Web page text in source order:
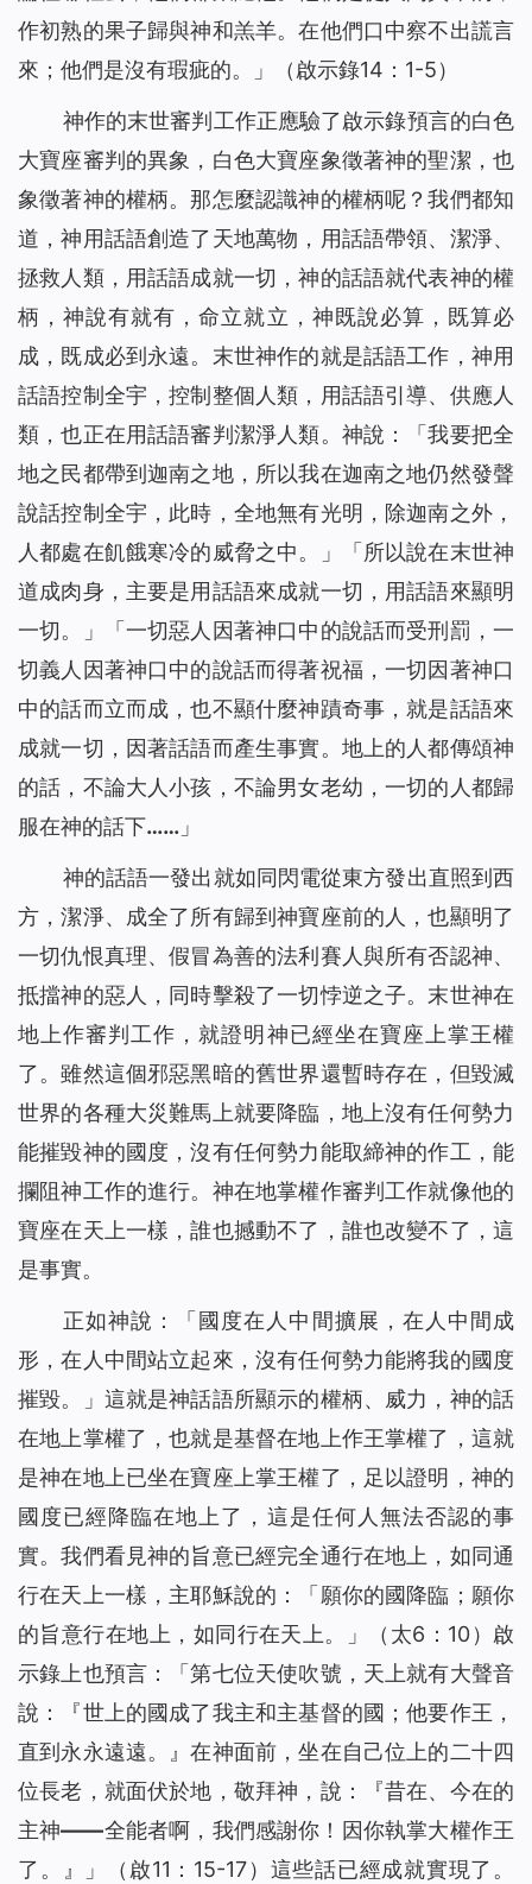
作初熟的果子歸與神和羔羊。在他們口中察不出謊言
來；他們是沒有瑕疵的。
」（啟示錄14：1-5）
神作的末世審判工作正應驗了啟示錄預言的白色
大寶座審判的異象，白色大寶座象徵著神的聖潔，也
象徵著神的權柄。那怎麼認識神的權柄呢？我們都知
道，神用話語創造了天地萬物，用話語帶領、潔淨、
拯救人類，用話語成就一切，神的話語就代表神的權
柄，神說有就有，命立就立，神既說必算，既算必
成，既成必到永遠。末世神作的就是話語工作，神用
話語控制全宇，控制整個人類，用話語引導、供應人
類，也正在用話語審判潔淨人類。神說：「我要把全
地之民都帶到迦南之地，所以我在迦南之地仍然發聲
說話控制全宇，此時，全地無有光明，除迦南之外，
人都處在飢餓寒冷的威脅之中。
」「 所以說在末世神
道成肉身，主要是用話語來成就一切，用話語來顯明
一切。
」「 一切惡人因著神口中的說話而受刑罰，一
切義人因著神口中的說話而得著祝福，一切因著神口
中的話而立而成，也不顯什麼神蹟奇事，就是話語來
成就一切，因著話語而產生事實。地上的人都傳頌神
的話，不論大人小孩，不論男女老幼，一切的人都歸
服在神的話下…… 」
神的話語一發出就如同閃電從東方發出直照到西
方，潔淨、成全了所有歸到神寶座前的人，也顯明了
一切仇恨真理、假冒為善的法利賽人與所有否認神、
抵擋神的惡人，同時擊殺了一切悖逆之子。末世神在
地上作審判工作，就證明神已經坐在寶座上掌王權
了。雖然這個邪惡黑暗的舊世界還暫時存在，但毀滅
世界的各種大災難馬上就要降臨，地上沒有任何勢力
能摧毀神的國度，沒有任何勢力能取締神的作工，能
攔阻神工作的進行。神在地掌權作審判工作就像他的
寶座在天上一樣，誰也撼動不了，誰也改變不了，這
是事實。
正如神說：「 國度在人中間擴展，在人中間成
形，在人中間站立起來，沒有任何勢力能將我的國度
摧毀。
」這就是神話語所顯示的權柄、威力，神的話
在地上掌權了，也就是基督在地上作王掌權了，這就
是神在地上已坐在寶座上掌王權了，足以證明，神的
國度已經降臨在地上了，這是任何人無法否認的事
實。我們看見神的旨意已經完全通行在地上，如同通
行在天上一樣，主耶穌說的：「 願你的國降臨；願你
的旨意行在地上，如同行在天上。
」（太6：10）啟
示錄上也預言：「第七位天使吹號，天上就有大聲音
說：『世上的國成了我主和主基督的國；他要作王，
直到永永遠遠。』在神面前，坐在自己位上的二十四
位長老，就面伏於地，敬拜神，說：『昔在、今在的
主神——全能者啊，我們感謝你！因你執掌大權作王
了。』
」（啟11：15-17）這些話已經成就實現了。